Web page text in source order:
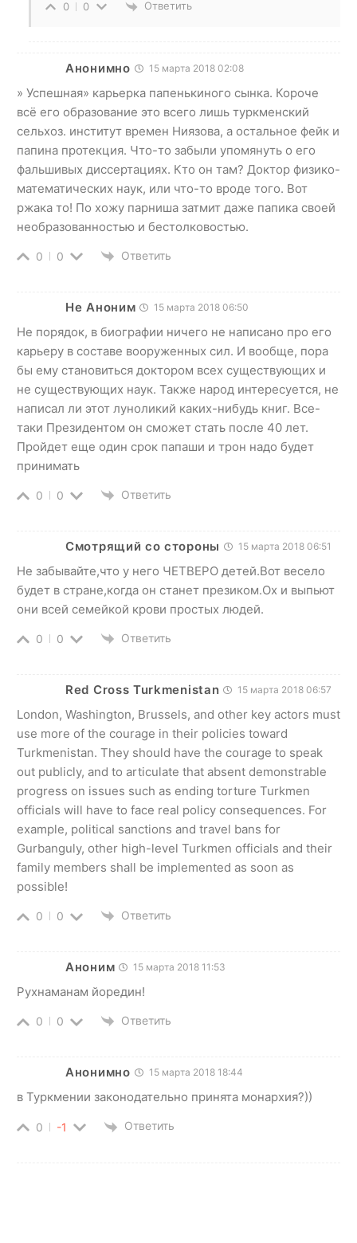
0 0 Ответить
Анонимно 15 марта 2018 02:08
» Успешная» карьерка папенькиного сынка. Короче
всё его образование это всего лишь туркменский
сельхоз. институт времен Ниязова, а остальное фейк и
папина протекция. Что-то забыли упомянуть о его
фальшивых диссертациях. Кто он там? Доктор физико-
математических наук, или что-то вроде того. Вот
ржака то! По хожу парниша затмит даже папика своей
необразованностью и бестолковостью.
0 0 Ответить
Не Аноним 15 марта 2018 06:50
Не порядок, в биографии ничего не написано про его
карьеру в составе вооруженных сил. И вообще, пора
бы ему становиться доктором всех существующих и
не существующих наук. Также народ интересуется, не
написал ли этот луноликий каких-нибудь книг. Все-
таки Президентом он сможет стать после 40 лет.
Пройдет еще один срок папаши и трон надо будет
принимать
0 0 Ответить
Смотрящий со стороны 15 марта 2018 06:51
Не забывайте,что у него ЧЕТВЕРО детей.Вот весело
будет в стране,когда он станет презиком.Ох и выпьют
они всей семейкой крови простых людей.
0 0 Ответить
Red Cross Turkmenistan 15 марта 2018 06:57
London, Washington, Brussels, and other key actors must
use more of the courage in their policies toward
Turkmenistan. They should have the courage to speak
out publicly, and to articulate that absent demonstrable
progress on issues such as ending torture Turkmen
officials will have to face real policy consequences. For
example, political sanctions and travel bans for
Gurbanguly, other high-level Turkmen officials and their
family members shall be implemented as soon as
possible!
0 0 Ответить
Аноним 15 марта 2018 11:53
Рухнаманам йоредин!
0 0 Ответить
Анонимно 15 марта 2018 18:44
в Туркмении законодательно принята монархия?))
0 -1 Ответить